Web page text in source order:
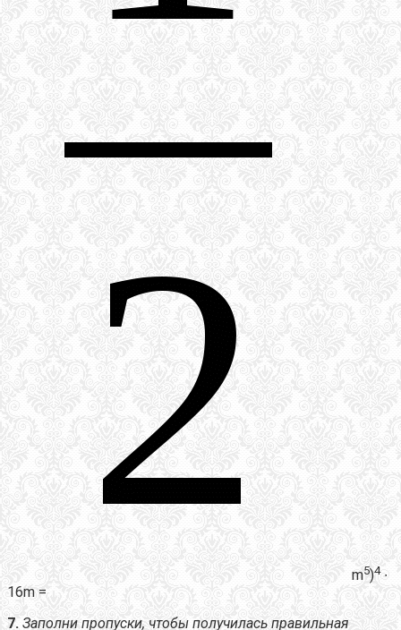
m5)4∙
16m =
7. Заполни пропуски, чтобы получилась правильная